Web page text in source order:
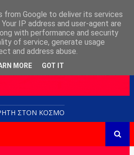
ΣΤΟN KOΣΜΟ
from Google to deliver its services
IP address and user-agent are
with performance and security
of service, generate usage
and address abuse.
MORE GOT IT